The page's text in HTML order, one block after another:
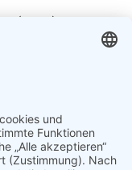
(Teil 2)